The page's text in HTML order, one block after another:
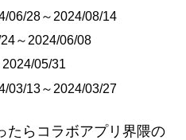
06/28～2024/08/14
～2024/06/08
05/31
03/13～2024/03/27
たらコラボアプリ界隈の